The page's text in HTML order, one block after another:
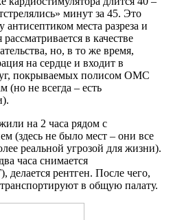
минут за 45. Это
места разреза и
в качестве
но, в то же время,
на сердце и входит в
покрываемых полисом ОМС
не всегда – есть
на 2 часа рядом с
(здесь не было мест – они все
реальной угрозой для жизни).
часа снимается
делается рентген. После чего,
в общую палату.